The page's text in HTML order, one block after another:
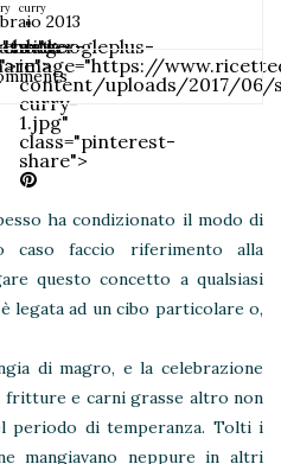
curry
"
data-
image="https://
content/uploads/2017/06/
curry-
1.jpg"
class="pinterest-
share">
2013
ha condizionato il modo di
faccio riferimento alla
questo concetto a qualsiasi
legata ad un cibo particolare o,
di magro, e la celebrazione
fritture e carni grasse altro non
periodo di temperanza. Tolti i
mangiavano neppure in altri